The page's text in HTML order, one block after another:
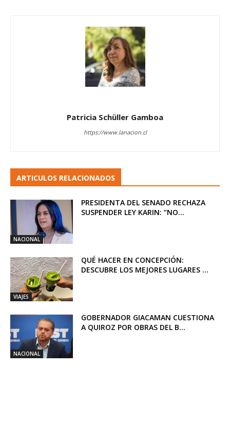
Patricia Schüller Gamboa
https://www.lanacion.cl
ARTICULOS RELACIONADOS
NACIONAL
PRESIDENTA DEL SENADO RECHAZA
SUSPENDER LEY KARIN: “NO...
VIAJES
QUÉ HACER EN CONCEPCIÓN:
DESCUBRE LOS MEJORES LUGARES ...
NACIONAL
GOBERNADOR GIACAMAN CUESTIONA
A QUIROZ POR OBRAS DEL B...